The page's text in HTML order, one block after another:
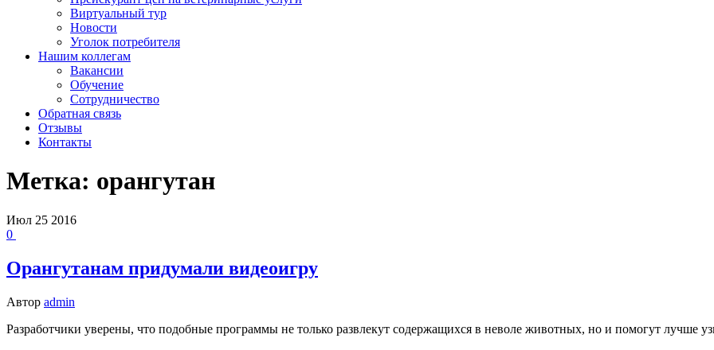
Виртуальный тур
Новости
Уголок потребителя
Нашим коллегам
Вакансии
Обучение
Сотрудничество
Обратная связь
Отзывы
Контакты
Метка: орангутан
Июл 25 2016
0
Орангутанам придумали видеоигру
Автор admin
Разработчики уверены, что подобные программы не только развлекут содержащихся в неволе животных, но и помогут лучше